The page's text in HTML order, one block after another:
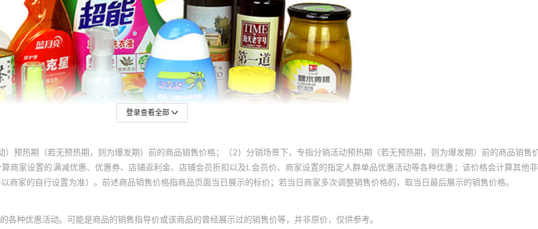
登录查看全部
预热期（若无预热期，则为爆发期）前的商品销售价格；（2）分销场景下，专指分销活动预热期（若无预热期，则为爆发期）前的商品销售
商家设置的满减优惠、优惠券、店铺返利金、店铺会员折扣以及L会员价、商家设置的指定人群单品优惠活动等各种优惠；该价格会计算其他
家的自行设置为准）。前述商品销售价格指商品页面当日展示的标价；若当日商家多次调整销售价格的，取当日最后展示的销售价格。
种优惠活动。可能是商品的销售指导价或该商品的曾经展示过的销售价等，并非原价，仅供参考。